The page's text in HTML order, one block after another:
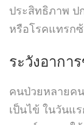
ประสิทธิภาพ ป
หรือโรคแทรก
ระวังอากา
คนป่วยหลายค
เป็นไข้ ในวันแ